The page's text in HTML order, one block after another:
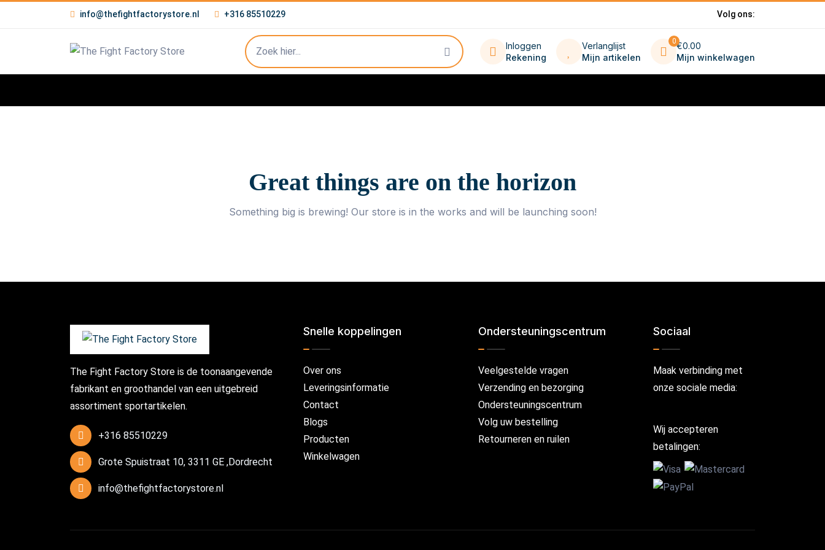
info@thefightfactorystore.nl +316 85510229 Volg ons:
Inloggen
Rekening
Verlanglijst
Mijn artikelen
0€0.00
Mijn winkelwagen
Great things are on the horizon
Something big is brewing! Our store is in the works and will be launching soon!
The Fight Factory Store is de toonaangevende
fabrikant en groothandel van een uitgebreid
assortiment sportartikelen.
+316 85510229
Grote Spuistraat 10, 3311 GE ,Dordrecht
info@thefightfactorystore.nl
Snelle koppelingen
Over ons
Leveringsinformatie
Contact
Blogs
Producten
Winkelwagen
Ondersteuningscentrum
Veelgestelde vragen
Verzending en bezorging
Ondersteuningscentrum
Volg uw bestelling
Retourneren en ruilen
Sociaal
Maak verbinding met
onze sociale media:
Wij accepteren
betalingen: